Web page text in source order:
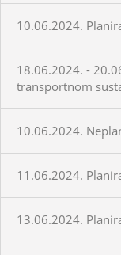
10.06.2024.
18.06.2024. -
transportnom
10.06.2024.
11.06.2024.
13.06.2024.